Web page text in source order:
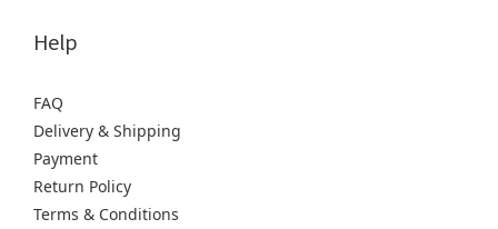
Help
FAQ
Delivery & Shipping
Payment
Return Policy
Terms & Conditions